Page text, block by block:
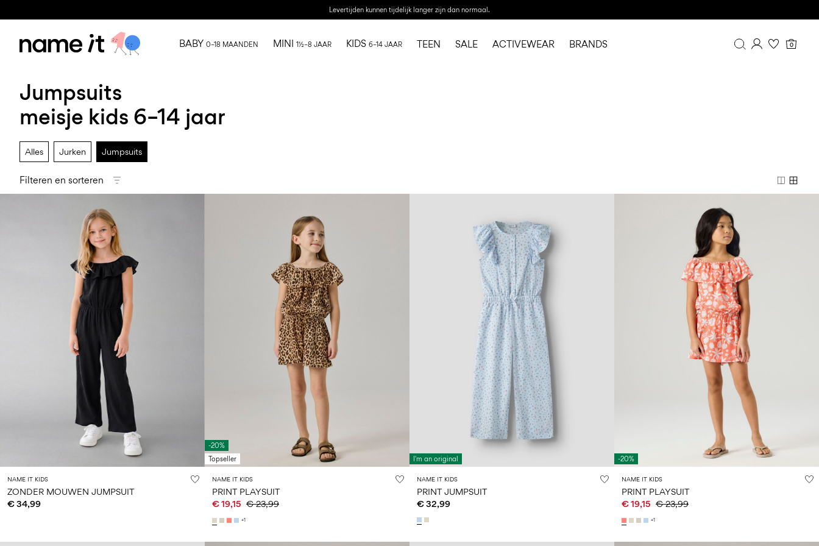
Levertijden kunnen tijdelijk langer zijn dan normaal.
0
BABY 0–18 MAANDEN MINI 1½–8 JAAR KIDS 6–14 JAAR TEEN SALE ACTIVEWEAR BRANDS
Jumpsuits
meisje kids 6–14 jaar
Alles Jurken Jumpsuits
Filteren en sorteren
NAME IT KIDS
ZONDER MOUWEN JUMPSUIT
€ 34,99
-20%
Topseller
NAME IT KIDS
PRINT PLAYSUIT
€ 19,15 € 23,99
+1
I'm an original
NAME IT KIDS
PRINT JUMPSUIT
€ 32,99
-20%
NAME IT KIDS
PRINT PLAYSUIT
€ 19,15 € 23,99
+1